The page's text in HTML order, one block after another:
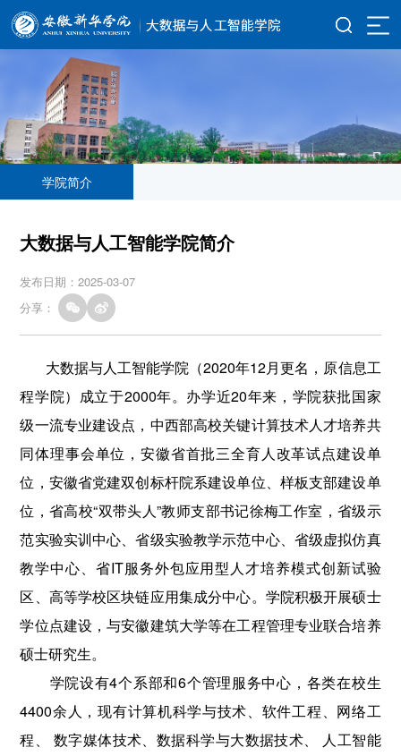
学院简介
大数据与人工智能学院简介
发布日期：2025-03-07
分享：
大数据与人工智能学院（2020年12月更名，原信息工
程学院）成立于2000年。办学近20年来，学院获批国家
级一流专业建设点，中西部高校关键计算技术人才培养共
同体理事会单位，安徽省首批三全育人改革试点建设单
位，安徽省党建双创标杆院系建设单位、样板支部建设单
位，省高校“双带头人”教师支部书记徐梅工作室，省级示
范实验实训中心、省级实验教学示范中心、省级虚拟仿真
教学中心、省IT服务外包应用型人才培养模式创新试验
区、高等学校区块链应用集成分中心。学院积极开展硕士
学位点建设，与安徽建筑大学等在工程管理专业联合培养
硕士研究生。
学院设有4个系部和6个管理服务中心，各类在校生
4400余人，现有计算机科学与技术、软件工程、网络工
程、 数字媒体技术、数据科学与大数据技术、 人工智能